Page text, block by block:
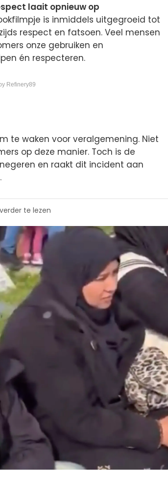
laait opnieuw op
is inmiddels uitgegroeid tot
respect en fatsoen. Veel mensen
onze gebruiken en
én respecteren.
Refinery89
te waken voor veralgemening. Niet
op deze manier. Toch is de
en raakt dit incident aan
te lezen